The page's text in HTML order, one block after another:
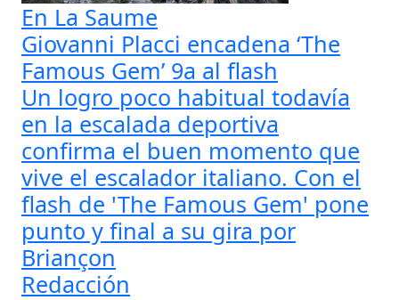
En La Saume
Giovanni Placci encadena ‘The
Famous Gem’ 9a al flash
Un logro poco habitual todavía
en la escalada deportiva
confirma el buen momento que
vive el escalador italiano. Con el
flash de 'The Famous Gem' pone
punto y final a su gira por
Briançon
Redacción